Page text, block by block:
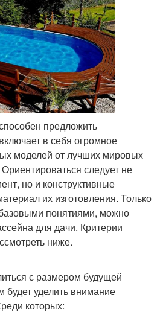
предложить
в себя огромное
моделей от лучших мировых
следует не
но и конструктивные
их изготовления. Только
понятиями, можно
для дачи. Критерии
ниже.
с размером будущей
будет уделить внимание
которых: